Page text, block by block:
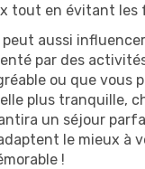
tout en évitant les
peut aussi
par des
ou que vous
plus tranquille,
un séjour
le mieux à
!